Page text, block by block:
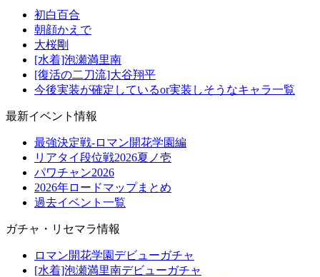
初白百合
朝顔かえで
大桜剛
[水着]泡瀬満里南
[復活の二刀流]大谷翔平
今後実装が確定しているor実装しそうなキャラ一覧
最新イベント情報
最強決定戦-ロマン開花学園編
リアタイ段位戦2026夏ノ壱
パワチャン2026
2026年ロードマップまとめ
過去イベント一覧
ガチャ・リセマラ情報
ロマン開花学園デビューガチャ
[水着]泡瀬満里南デビューガチャ